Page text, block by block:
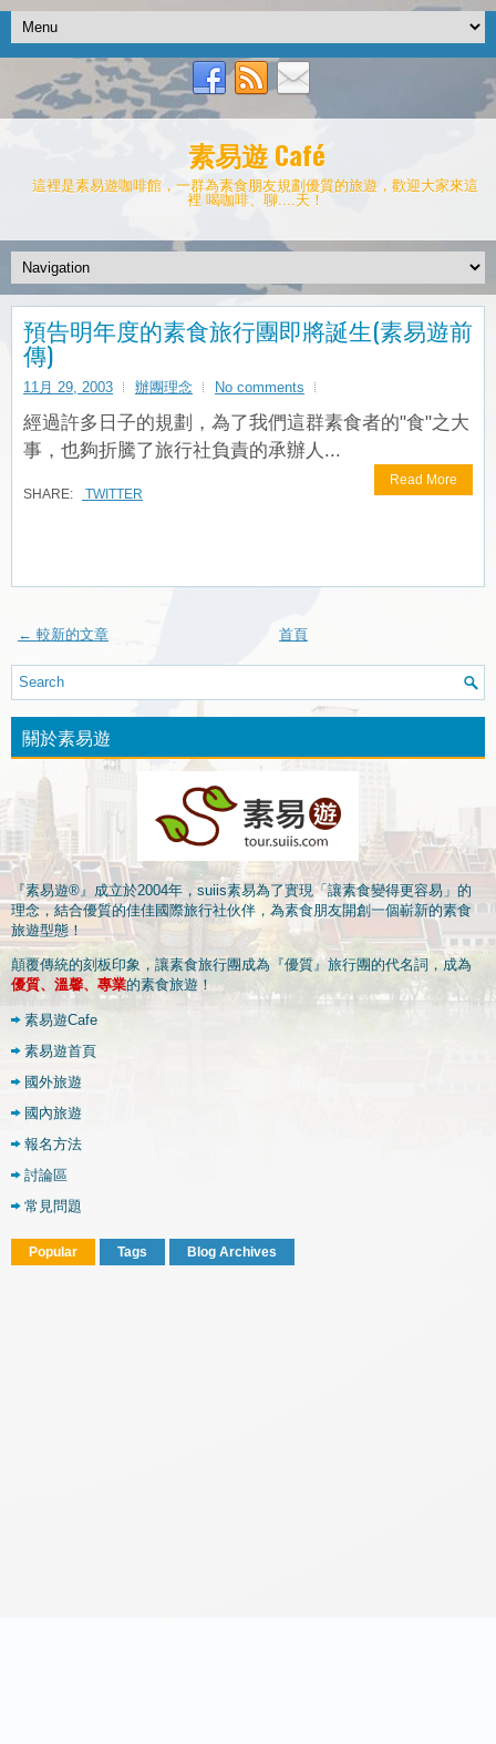
素易遊 Café
這裡是素易遊咖啡館，一群為素食朋友規劃優質的旅遊，歡迎大家來這
裡 喝咖啡、聊....天！
預告明年度的素食旅行團即將誕生(素易遊前
傳)
11月 29, 2003 辦團理念 No comments
經過許多日子的規劃，為了我們這群素食者的"食"之大
事，也夠折騰了旅行社負責的承辦人...
SHARE: TWITTER
Read More
← 較新的文章 首頁
關於素易遊
『素易遊®』成立於2004年，suiis素易為了實現「讓素食變得更容易」的
理念，結合優質的佳佳國際旅行社伙伴，為素食朋友開創一個嶄新的素食
旅遊型態！
顛覆傳統的刻板印象，讓素食旅行團成為『優質』旅行團的代名詞，成為
優質、溫馨、專業的素食旅遊！
素易遊Cafe
素易遊首頁
國外旅遊
國內旅遊
報名方法
討論區
常見問題
Popular Tags Blog Archives